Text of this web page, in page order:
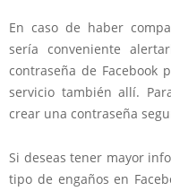
En caso de haber
sería conveniente
contraseña de Facebook
servicio también allí.
crear una contraseña
Si deseas tener mayor
tipo de engaños en